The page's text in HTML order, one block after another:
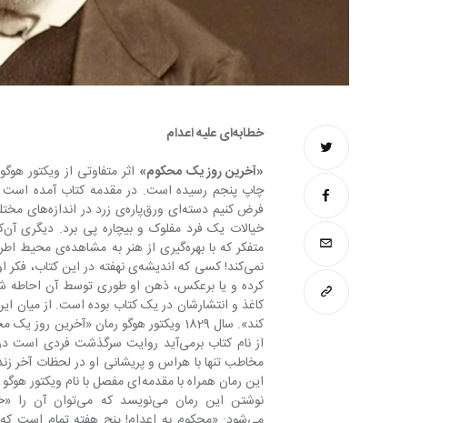
خطابه‌ای علیه اعدام
«آخرین روز یک محکوم»
متفکر که با
از نام کتاب برمی‌آید روایت سرگذشت